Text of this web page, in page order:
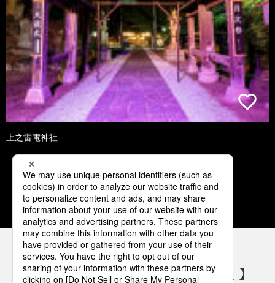
上之雷電神社
1 2 3 4 5
パナソニックの電気設備 SNSアカウント